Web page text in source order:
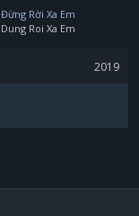
Đừng Rời Xa Em
Dung Roi Xa Em
2019